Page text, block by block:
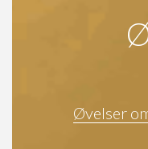
Øvelser